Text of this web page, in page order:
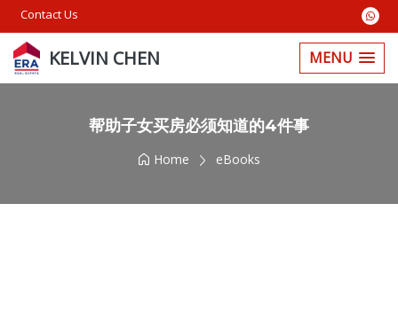
Contact Us
MENU
KELVIN CHEN
帮助子女买房必须知道的4件事
Home eBooks